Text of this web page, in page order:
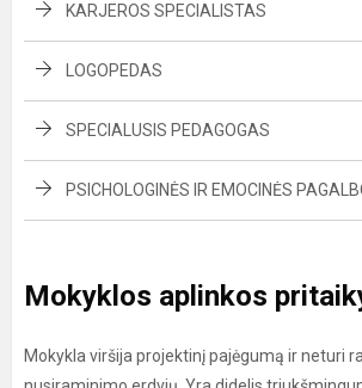
KARJEROS SPECIALISTAS
LOGOPEDAS
SPECIALUSIS PEDAGOGAS
PSICHOLOGINĖS IR EMOCINĖS
Mokyklos aplinkos
Mokykla viršija projektinį pajėgumą ir neturi